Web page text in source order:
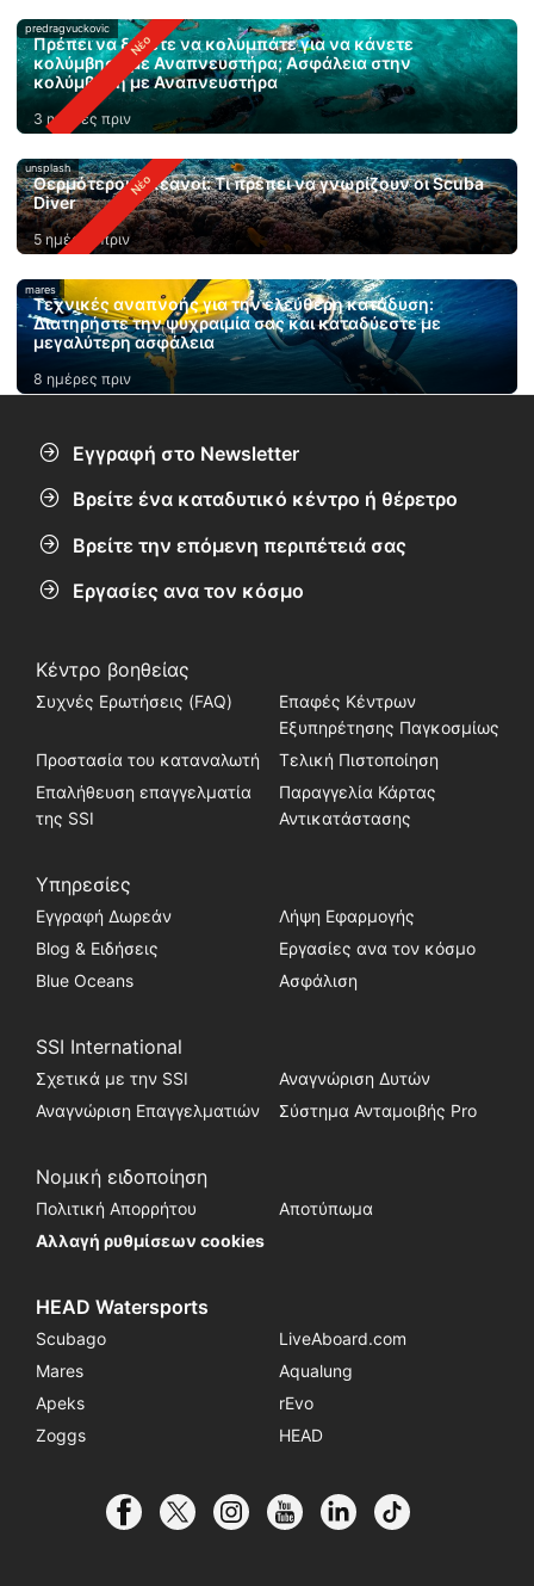
predragvuckovic
Πρέπει να ξέρετε να κολυμπάτε για να κάνετε
κολύμβηση με Αναπνευστήρα; Ασφάλεια στην
κολύμβηση με Αναπνευστήρα
3 ημέρες πριν
unsplash
Θερμότεροι ωκεανοί: Τι πρέπει να γνωρίζουν οι Scuba
Diver
5 ημέρες πριν
mares
Τεχνικές αναπνοής για την ελεύθερη κατάδυση:
Διατηρήστε την ψυχραιμία σας και καταδύεστε με
μεγαλύτερη ασφάλεια
8 ημέρες πριν
Εγγραφή στο Newsletter
Βρείτε ένα καταδυτικό κέντρο ή θέρετρο
Βρείτε την επόμενη περιπέτειά σας
Εργασίες ανα τον κόσμο
Κέντρο βοηθείας
Συχνές Ερωτήσεις (FAQ)
Επαφές Κέντρων
Εξυπηρέτησης Παγκοσμίως
Προστασία του καταναλωτή
Τελική Πιστοποίηση
Επαλήθευση επαγγελματία
της SSI
Παραγγελία Κάρτας
Αντικατάστασης
Υπηρεσίες
Εγγραφή Δωρεάν
Λήψη Εφαρμογής
Blog & Ειδήσεις
Εργασίες ανα τον κόσμο
Blue Oceans
Ασφάλιση
SSI International
Σχετικά με την SSI
Αναγνώριση Δυτών
Αναγνώριση Επαγγελματιών
Σύστημα Ανταμοιβής Pro
Νομική ειδοποίηση
Πολιτική Απορρήτου
Αποτύπωμα
Αλλαγή ρυθμίσεων cookies
HEAD Watersports
Scubago
LiveAboard.com
Mares
Aqualung
Apeks
rEvo
Zoggs
HEAD